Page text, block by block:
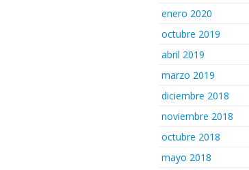
enero 2020
octubre 2019
abril 2019
marzo 2019
diciembre 2018
noviembre 2018
octubre 2018
mayo 2018